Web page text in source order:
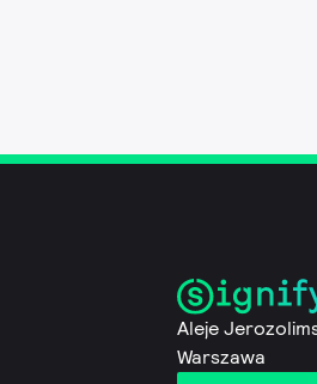
Aleje
Warszawa